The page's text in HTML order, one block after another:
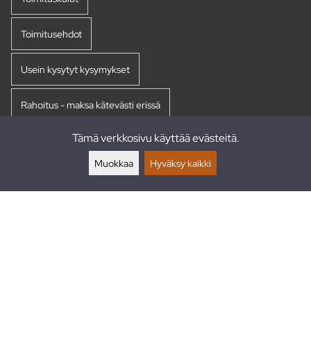
Toimitusehdot
Usein kysytyt kysymykset
Rahoitus - maksa kätevästi erissä
Tämä verkkosivu käyttää evästeitä.
Muokkaa Hyväksy kaikki